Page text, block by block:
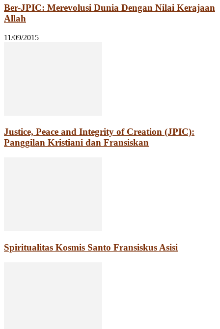
Ber-JPIC: Merevolusi Dunia Dengan Nilai Kerajaan
Allah
11/09/2015
Justice, Peace and Integrity of Creation (JPIC):
Panggilan Kristiani dan Fransiskan
Spiritualitas Kosmis Santo Fransiskus Asisi